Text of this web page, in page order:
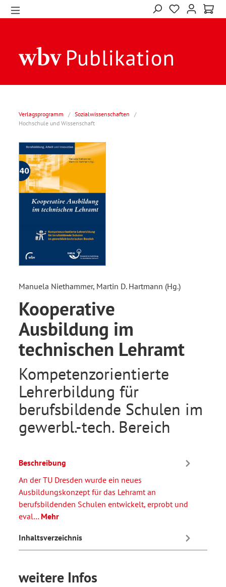
Verlagsprogramm / Sozialwissenschaften
/
Hochschule und Wissenschaft
Manuela Niethammer, Martin D. Hartmann (Hg.)
Kooperative
Ausbildung im
technischen Lehramt
Kompetenzorientierte
Lehrerbildung für
berufsbildende Schulen im
gewerbl.-tech. Bereich
Beschreibung
An der TU Dresden wurde ein neues
Ausbildungskonzept für das Lehramt an
berufsbildenden Schulen entwickelt, erprobt und
eval… Mehr
Inhaltsverzeichnis
weitere Infos